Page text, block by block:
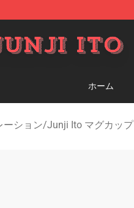
ホーム
ーション/Junji Ito マグカップ